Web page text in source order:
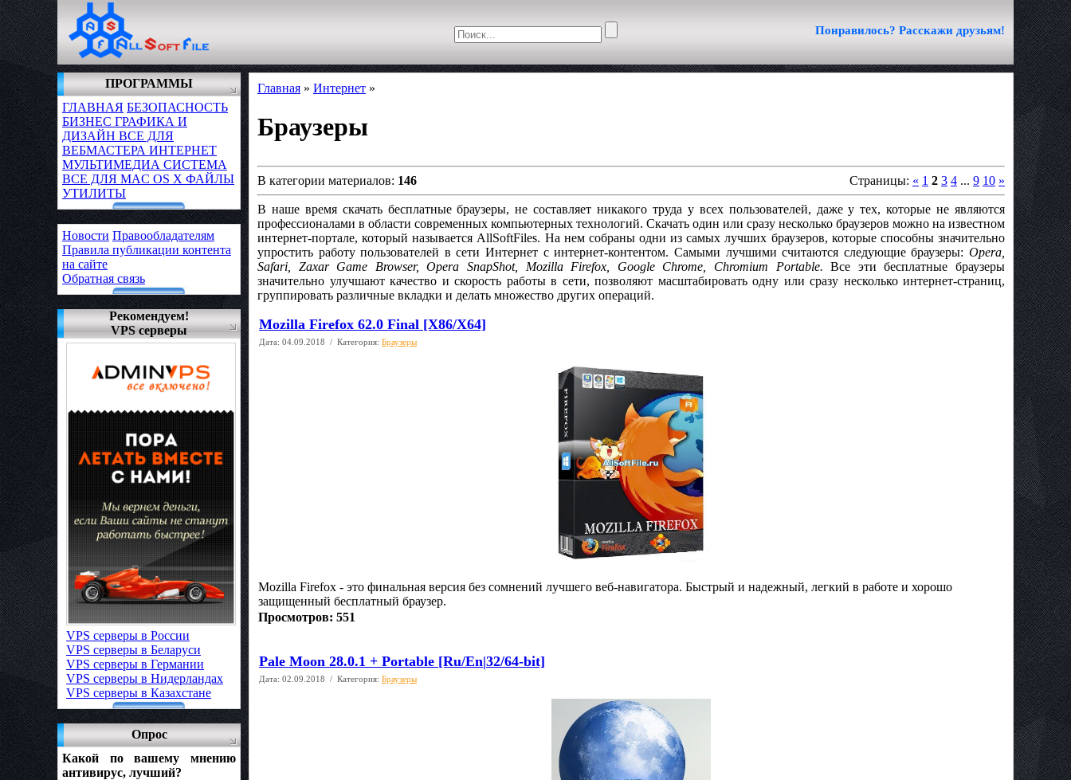
Понравилось? Расскажи друзьям!
ПРОГРАММЫ
ГЛАВНАЯ БЕЗОПАСНОСТЬ
БИЗНЕС ГРАФИКА И
ДИЗАЙН ВСЕ ДЛЯ
ВЕБМАСТЕРА ИНТЕРНЕТ
МУЛЬТИМЕДИА СИСТЕМА
ВСЕ ДЛЯ MAC OS X ФАЙЛЫ
УТИЛИТЫ
Новости Правообладателям
Правила публикации контента
на сайте
Обратная связь
Рекомендуем!
VPS серверы
VPS серверы в России
VPS серверы в Беларуси
VPS серверы в Германии
VPS серверы в Нидерландах
VPS серверы в Казахстане
Опрос
Какой по вашему мнению
антивирус, лучший?
Главная » Интернет »
Браузеры
В категории материалов: 146 Страницы: « 1 2 3 4 ... 9 10 »
В наше время скачать бесплатные браузеры, не составляет никакого труда у всех пользователей, даже у тех, которые не являются
профессионалами в области современных компьютерных технологий. Скачать один или сразу несколько браузеров можно на известном
интернет-портале, который называется AllSoftFiles. На нем собраны одни из самых лучших браузеров, которые способны значительно
упростить работу пользователей в сети Интернет с интернет-контентом. Самыми лучшими считаются следующие браузеры: Opera,
Safari, Zaxar Game Browser, Opera SnapShot, Mozilla Firefox, Google Chrome, Chromium Portable. Все эти бесплатные браузеры
значительно улучшают качество и скорость работы в сети, позволяют масштабировать одну или сразу несколько интернет-страниц,
группировать различные вкладки и делать множество других операций.
Mozilla Firefox 62.0 Final [X86/X64]
Дата: 04.09.2018 / Категория: Браузеры
Mozilla Firefox - это финальная версия без сомнений лучшего веб-навигатора. Быстрый и надежный, легкий в работе и хорошо
защищенный бесплатный браузер.
Просмотров: 551
Pale Moon 28.0.1 + Portable [Ru/En|32/64-bit]
Дата: 02.09.2018 / Категория: Браузеры